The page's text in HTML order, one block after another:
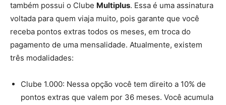
também possui o Clube Multiplus. Essa é uma assinatura
voltada para quem viaja muito, pois garante que você
receba pontos extras todos os meses, em troca do
pagamento de uma mensalidade. Atualmente, existem
três modalidades:
Clube 1.000: Nessa opção você tem direito a 10% de
pontos extras que valem por 36 meses. Você acumula